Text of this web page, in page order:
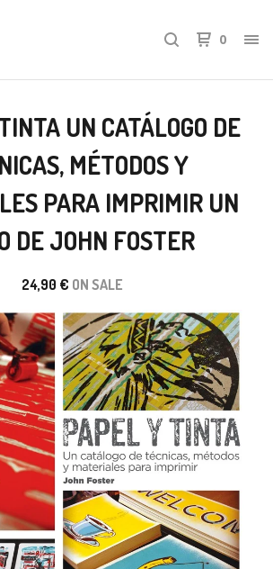
0
UN CATÁLOGO DE
MÉTODOS Y
PARA IMPRIMIR UN
DE JOHN FOSTER
24,90 € ON SALE